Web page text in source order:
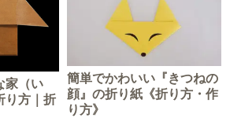
家（い
り方｜折
簡単でかわいい『きつねの
顔』の折り紙《折り方・作
り方》